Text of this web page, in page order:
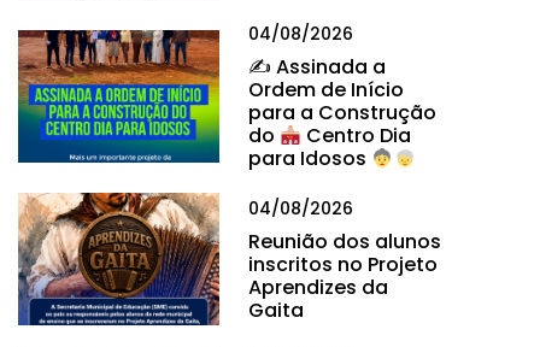
04/08/2026
✍ Assinada a
Ordem de Início
para a Construção
do
Centro Dia
para Idosos
04/08/2026
Reunião dos alunos
inscritos no Projeto
Aprendizes da
Gaita